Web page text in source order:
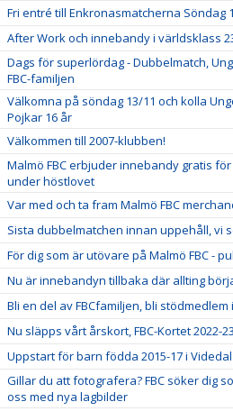
Fri entré till Enkronasmatcherna Söndag
After Work och innebandy i världsklass
Dags för superlördag - Dubbelmatch,
FBC-familjen
Välkomna på söndag 13/11 och kolla
Pojkar 16 år
Välkommen till 2007-klubben!
Malmö FBC erbjuder innebandy gratis
under höstlovet
Var med och ta fram Malmö FBC
Sista dubbelmatchen innan uppehåll, vi
För dig som är utövare på Malmö FBC -
Nu är innebandyn tillbaka där allting
Bli en del av FBCfamiljen, bli stödmedlem
Nu släpps vårt årskort, FBC-Kortet 2022-23
Uppstart för barn födda 2015-17 i Videdal
Gillar du att fotografera? FBC söker dig
oss med nya lagbilder